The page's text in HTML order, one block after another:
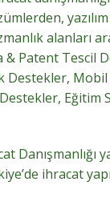
alanları
& Patent Tescil
Destekler,
Danışmanlığı
ihracat